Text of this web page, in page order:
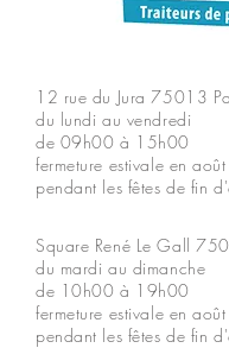
12 rue du Jura75013
du lundi au vendredi
de 09h00 à 15h00
fermeture estivale en
pendant les fêtes de fin
Square René Le Gall
du mardi au dimanche
de 10h00 à 19h00
fermeture estivale en
pendant les fêtes de fin